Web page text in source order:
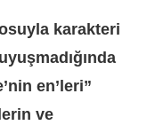
karakteri
en’leri”
ve